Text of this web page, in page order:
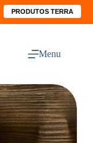
PRODUTOS TERRA
Menu